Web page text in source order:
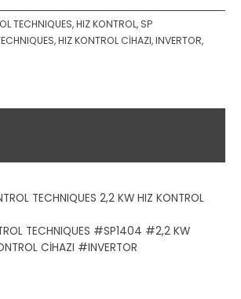
TECHNIQUES,HIZ KONTROL, SP
,HIZ KONTROL CİHAZI,INVERTOR,
TECHNIQUES 2,2 KW HIZ KONTROL
TECHNIQUES #SP1404 #2,2 KW
CİHAZI #INVERTOR